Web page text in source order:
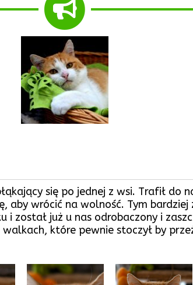
się po jednej z wsi. Trafił do
aby wrócić na wolność. Tym
został już u nas odrobaczony i
które pewnie stoczył by